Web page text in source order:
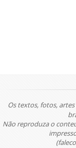
Os textos, fotos,
Não reproduza o